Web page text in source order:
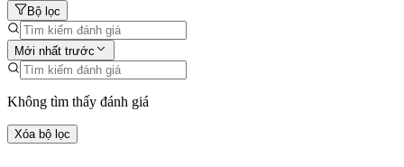
Bộ lọc
Mới nhất trước
Không tìm thấy đánh giá
Xóa bộ lọc